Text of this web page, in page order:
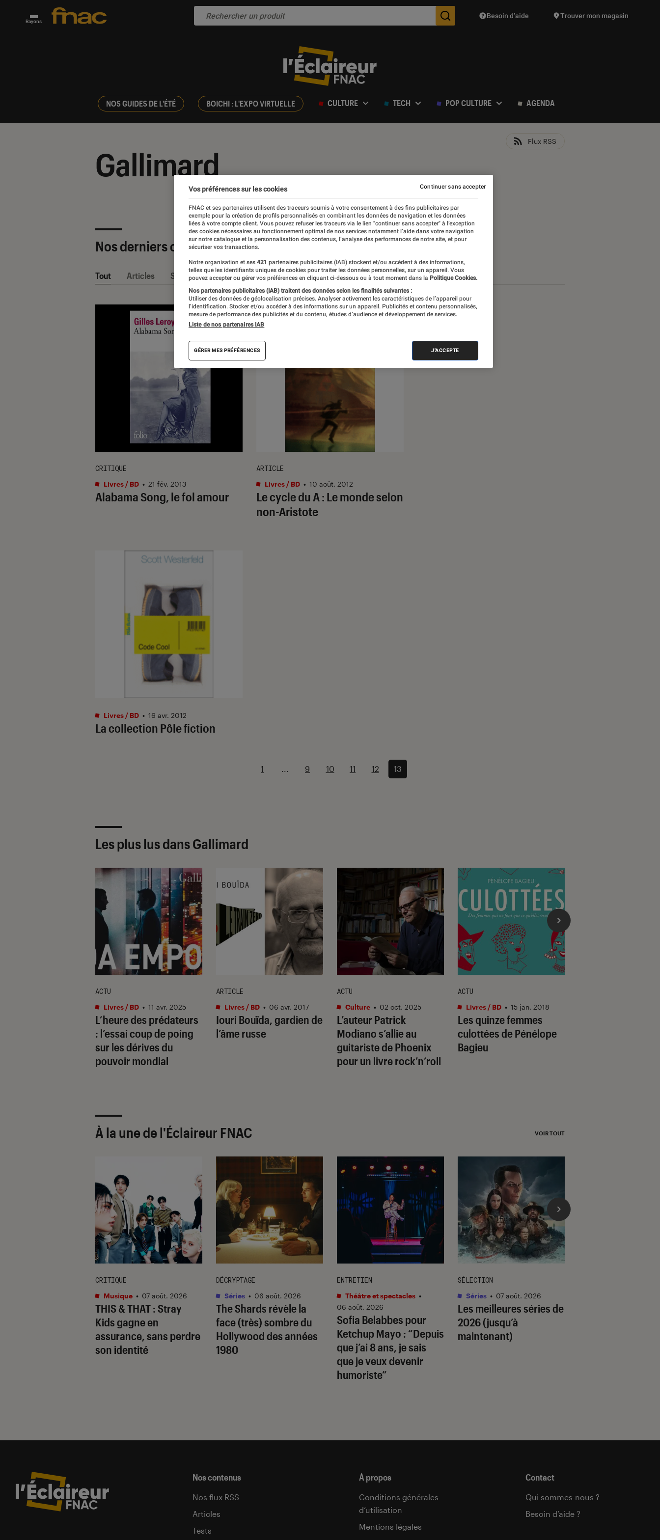
Rayons Des suggestions de produits vont vous être proposées
Besoin d’aide Trouver mon magasin
NOS GUIDES DE L'ÉTÉ BOICHI : L'EXPO VIRTUELLE CULTURE TECH POP CULTURE AGENDA
Gallimard
Flux RSS
Nos derniers contenus
Tout Articles Sélections et guides
Alabama Song, le fol amour
CRITIQUE
Livres / BD • 21 fév. 2013
Le cycle du A : Le monde selon
non-Aristote
ARTICLE
Livres / BD • 10 août. 2012
La collection Pôle fiction
Livres / BD • 16 avr. 2012
1 ... 9 10 11 12 13
Les plus lus dans Gallimard
L’heure des prédateurs
: l’essai coup de poing
sur les dérives du
pouvoir mondial
ACTU
Livres / BD • 11 avr. 2025
Iouri Bouïda, gardien de
l’âme russe
ARTICLE
Livres / BD • 06 avr. 2017
L’auteur Patrick
Modiano s’allie au
guitariste de Phoenix
pour un livre rock’n’roll
ACTU
Culture • 02 oct. 2025
Les quinze femmes
culottées de Pénélope
Bagieu
ACTU
Livres / BD • 15 jan. 2018
À la une de l'Éclaireur FNAC VOIR TOUT
THIS & THAT: Stray
Kids gagne en
assurance, sans perdre
son identité
CRITIQUE
Musique • 07 août. 2026
The Shards révèle la
face (très) sombre du
Hollywood des années
1980
DÉCRYPTAGE
Séries • 06 août. 2026
Sofia Belabbes pour
Ketchup Mayo : “Depuis
que j’ai 8 ans, je sais
que je veux devenir
humoriste”
ENTRETIEN
Théâtre et spectacles •
06 août. 2026
Les meilleures séries de
2026 (jusqu’à
maintenant)
SÉLECTION
Séries • 07 août. 2026
l'Éclaireur fnac">
Nos contenus
Nos flux RSS
Articles
Tests
À propos
Conditions générales
d’utilisation
Mentions légales
Contact
Qui sommes-nous ?
Besoin d’aide ?
Vos préférences sur les cookies
FNAC et ses partenaires utilisent des traceurs soumis à votre consentement à des fins publicitaires par
exemple pour la création de profils personnalisés en combinant les données de navigation et les données
liées à votre compte client. Vous pouvez refuser les traceurs via le lien "continuer sans accepter" à l’exception
des cookies nécessaires au fonctionnement optimal de nos services notamment l’aide dans votre navigation
sur notre catalogue et la personnalisation des contenus, l’analyse des performances de notre site, et pour
sécuriser vos transactions.
Notre organisation et ses 421 partenaires publicitaires (IAB) stockent et/ou accèdent à des informations,
telles que les identifiants uniques de cookies pour traiter les données personnelles, sur un appareil. Vous
pouvez accepter ou gérer vos préférences en cliquant ci-dessous ou à tout moment dans la Politique Cookies.
Nos partenaires publicitaires (IAB) traitent des données selon les finalités suivantes :
Utiliser des données de géolocalisation précises. Analyser activement les caractéristiques de l’appareil pour
l’identification. Stocker et/ou accéder à des informations sur un appareil. Publicités et contenu personnalisés,
mesure de performance des publicités et du contenu, études d’audience et développement de services.
Liste de nos partenaires IAB
GÉRER MES PRÉFÉRENCES J'ACCEPTE
Continuer sans accepter